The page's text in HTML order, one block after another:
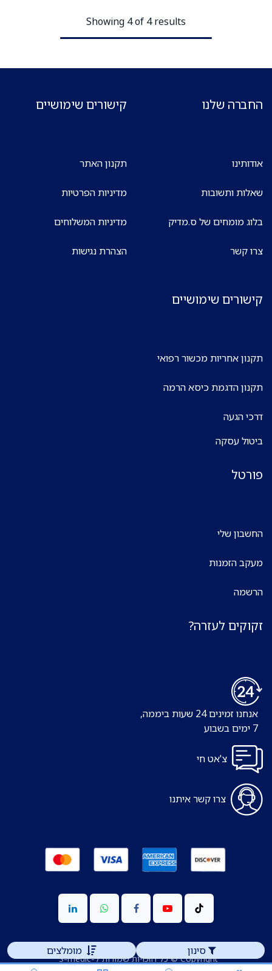
סינון מומלצים
Showing 4 of 4 results
החברה שלנו
אודותינו
שאלות ותשובות
בלוג מומחים של ס.מדיק
צרו קשר
קישורים שימושיים
תקנון האתר
מדיניות הפרטיות
מדיניות המשלוחים
הצהרת נגישות
קישורים שימושיים
תקנון אחריות מכשור רפואי
תקנון הדגמת כיסא הרמה
דרכי הגעה
ביטול עסקה
פורטל
החשבון שלי
מעקב הזמנות
הרשמה
זקוקים לעזרה?
אנחנו זמינים 24 שעות ביממה,
צ'אט חי
צרו קשר איתנו
Copyright © כל הזכויות שמורות ל-S-medic